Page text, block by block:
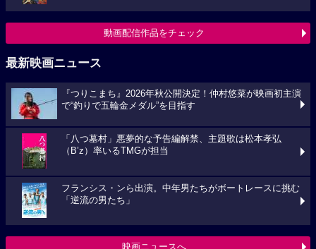
動画配信作品をチェック
最新映画ニュース
『つりこまち』2026年秋公開決定！仲村悠菜が映画初主演
で“釣りで五輪金メダル”を目指す
「八つ墓村」悪夢的な予告編解禁、主題歌は松本孝弘
（B’z）率いるTMGが担当
フランシス・ンら出演。中年男たちがボートレースに挑む
「逆流の男たち」
映画ニュースへ